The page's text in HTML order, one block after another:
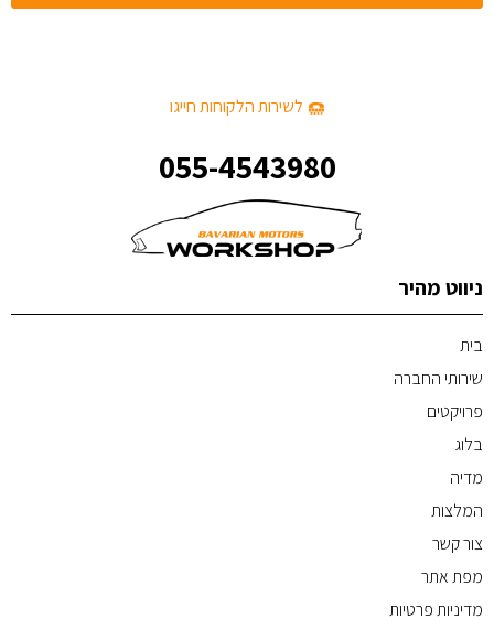
לשירות הלקוחות חייגו
055-4543980
ניווט מהיר
בית
שירותי החברה
פרויקטים
בלוג
מדיה
המלצות
צור קשר
מפת אתר
מדיניות פרטיות